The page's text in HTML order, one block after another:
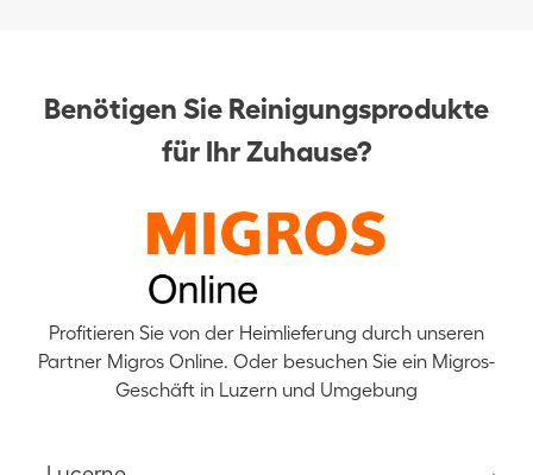
Benötigen Sie Reinigungsprodukte
für Ihr Zuhause?
Profitieren Sie von der Heimlieferung durch unseren
Partner Migros Online. Oder besuchen Sie ein Migros-
Geschäft in Luzern und Umgebung